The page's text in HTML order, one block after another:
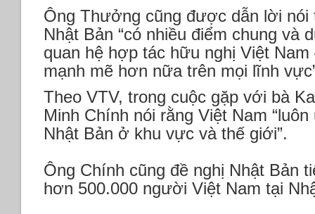
Ông Thưởng cũng được dẫn lời nói
Nhật Bản “có nhiều điểm chung và
quan hệ hợp tác hữu nghị Việt
mạnh mẽ hơn nữa trên mọi lĩnh
Theo VTV, trong cuộc gặp với bà
Minh Chính nói rằng Việt Nam
Nhật Bản ở khu vực và thế giới”.
Ông Chính cũng đề nghị Nhật Bản
hơn 500.000 người Việt Nam tại